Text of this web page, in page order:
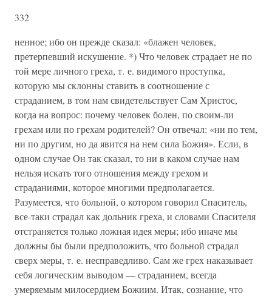
332
ненное; ибо он прежде сказал: «блажен человек,
претерпевший искушение. *) Что человек страдает не по
той мере личного греха, т. е. видимого проступка,
которую мы склонны ставить в соотношение с
страданием, в том нам свидетельствует Сам Христос,
когда на вопрос: почему человек болен, по своим-ли
грехам или по грехам родителей? Он отвечал: «ни по тем,
ни по другим, но да явится на нем сила Божия». Если, в
одном случае Он так сказал, то ни в каком случае нам
нельзя искать того отношения между грехом и
страданиями, которое многими предполагается.
Разумеется, что больной, о котором говорил Спаситель,
все-таки страдал как дольник греха, и словами Спасителя
отстраняется только ложная идея меры; ибо иначе мы
должны бы были предположить, что больной страдал
сверх меры, т. е. несправедливо. Сам же грех наказывает
себя логическим выводом — страданием, всегда
умеряемым милосердием Божиим. Итак, сознание, что